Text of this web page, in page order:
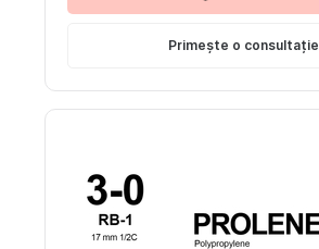
Primește o consultație